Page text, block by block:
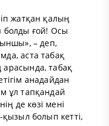
жатқан қалың
болды ғой! Осы
– деп,
аста табақ
табақ
анадайдан
ұл тапқандай
де көзі мені
болып кетті,